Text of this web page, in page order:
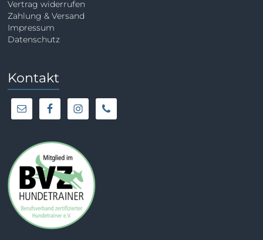
Vertrag widerrufen
Zahlung & Versand
Impressum
Datenschutz
Kontakt